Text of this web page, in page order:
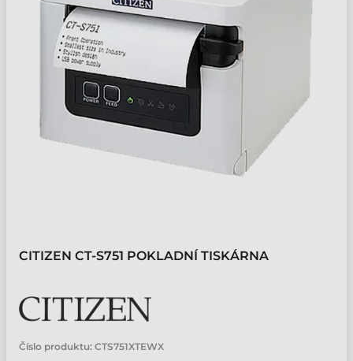
CITIZEN CT-S751 POKLADNÍ TISKÁRNA
Číslo produktu: CTS751XTEWX